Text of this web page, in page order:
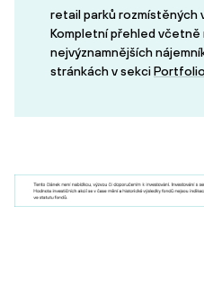
retail parků rozmístěných
Kompletní přehled včetně
nejvýznamnějších
stránkách v sekciPortfolio